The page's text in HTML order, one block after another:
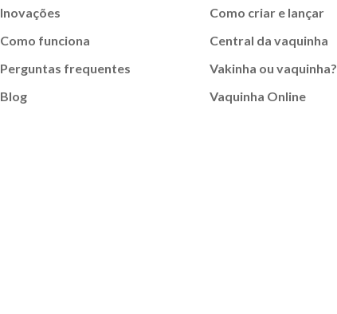
Inovações
Como funciona
Perguntas frequentes
Blog
Como criar e lançar
Central da vaquinha
Vakinha ou vaquinha?
Vaquinha Online